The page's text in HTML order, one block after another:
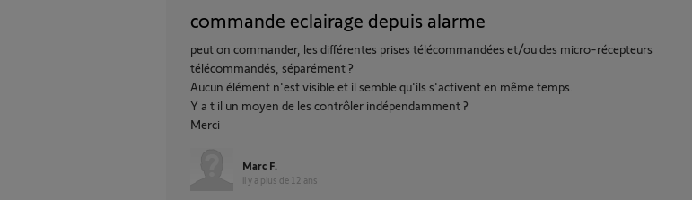
commande eclairage depuis alarme
peut on commander, les différentes prises télécommandées et/ou des micro-récepteurs
télécommandés, séparément ?
Aucun élément n'est visible et il semble qu'ils s'activent en même temps.
Y a t il un moyen de les contrôler indépendamment ?
Merci
Marc F.
il y a plus de 12 ans